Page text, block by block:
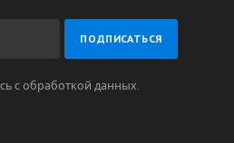
с обработкой данных.